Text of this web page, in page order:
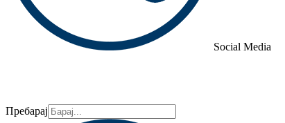
Social Media
Пребарај